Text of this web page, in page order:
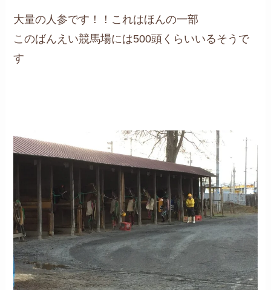
大量の人参です！！これはほんの一部
このばんえい競馬場には500頭くらいいるそうで
す